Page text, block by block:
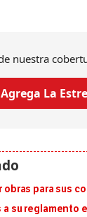
nuestra
Agrega La
para sus
a su reglamento